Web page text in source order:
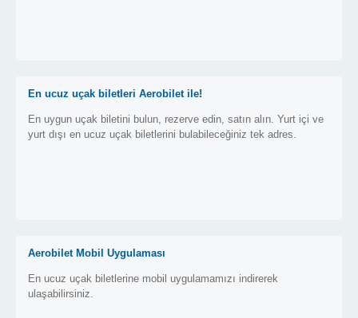
En ucuz uçak biletleri Aerobilet ile!
En uygun uçak biletini bulun, rezerve edin, satın alın. Yurt içi ve
yurt dışı en ucuz uçak biletlerini bulabileceğiniz tek adres.
Aerobilet Mobil Uygulaması
En ucuz uçak biletlerine mobil uygulamamızı indirerek
ulaşabilirsiniz.